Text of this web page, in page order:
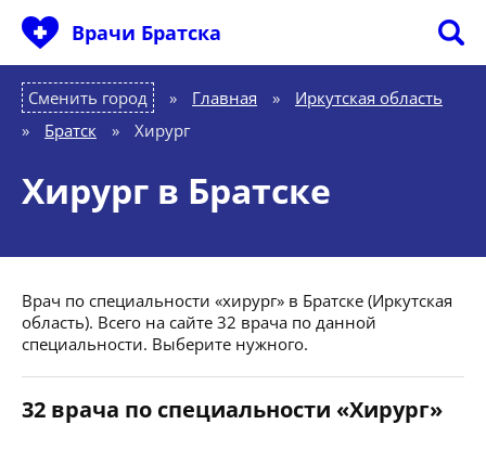
Врачи Братска
Сменить город Главная »
Иркутская область
»
Братск » Хирург
Хирург в Братске
Врач по специальности «хирург» в Братске (Иркутская
область). Всего на сайте 32 врача по данной
специальности. Выберите нужного.
32 врача по специальности «Хирург»